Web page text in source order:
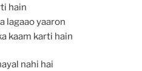
hain
lagaao yaaron
kaam karti hain
nahi hai